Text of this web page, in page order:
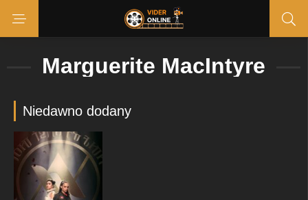
Marguerite MacIntyre
Niedawno dodany